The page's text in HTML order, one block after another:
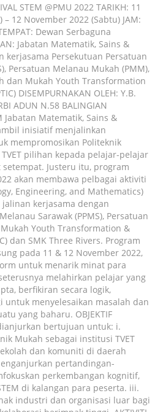
STEM @PMU 2022 TARIKH: 11
12 November 2022 (Sabtu) JAM:
Dewan Serbaguna
Jabatan Matematik, Sains &
kerjasama Persekutuan Persatuan
Persatuan Melanau Mukah (PMM),
dan Mukah Youth Transformation
DISEMPURNAKAN OLEH: Y.B.
ADUN N.58 BALINGIAN
Jabatan Matematik, Sains &
inisiatif menjalinkan
mempromosikan Politeknik
pilihan kepada pelajar-pelajar
Justeru itu, program
akan membawa pelbagai aktiviti
Engineering, and Mathematics)
kerjasama dengan
Sarawak (PPMS), Persatuan
Youth Transformation &
dan SMK Three Rivers. Program
pada 11 & 12 November 2022,
untuk menarik minat para
melahirkan pelajar yang
berfikiran secara logik,
untuk menyelesaikan masalah dan
yang baharu. OBJEKTIF
bertujuan untuk: i.
Mukah sebagai institusi TVET
dan komuniti di daerah
pertandingan-
perkembangan kognitif,
di kalangan para peserta. iii.
industri dan organisasi luar bagi